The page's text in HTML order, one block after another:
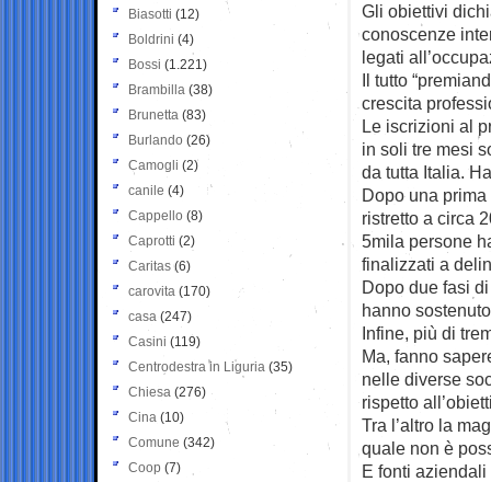
Gli obiettivi
conoscenze
legati
Il tutto
crescita
Le iscrizioni al
in soli tre mesi
da tutta Italia.
Dopo una
ristretto a circa
5mila persone
finalizzati a
Dopo due fasi
hanno
Infine, più di
Ma, fanno
nelle diverse
rispetto
Tra l’altro la
quale non è
E fonti
Biasotti (12)
Boldrini (4)
Bossi (1.221)
Brambilla (38)
Brunetta (83)
Burlando (26)
Camogli (2)
canile (4)
Cappello (8)
Caprotti (2)
Caritas (6)
carovita (170)
casa (247)
Casini (119)
Centrodestra in Liguria (35)
Chiesa (276)
Cina (10)
Comune (342)
Coop (7)